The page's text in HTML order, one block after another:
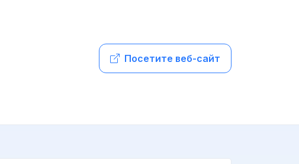
Посетите веб-сайт